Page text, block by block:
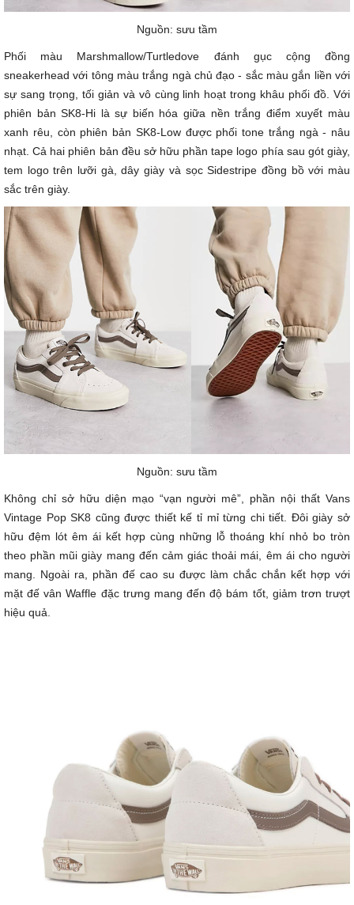
Nguồn: sưu tầm
Phối màu Marshmallow/Turtledove đánh gục cộng đồng
sneakerhead với tông màu trắng ngà chủ đạo - sắc màu gắn liền với
sự sang trọng, tối giản và vô cùng linh hoạt trong khâu phối đồ. Với
phiên bản SK8-Hi là sự biến hóa giữa nền trắng điểm xuyết màu
xanh rêu, còn phiên bản SK8-Low được phối tone trắng ngà - nâu
nhạt. Cả hai phiên bản đều sở hữu phần tape logo phía sau gót giày,
tem logo trên lưỡi gà, dây giày và sọc Sidestripe đồng bồ với màu
sắc trên giày.
Nguồn: sưu tầm
Không chỉ sở hữu diện mạo “vạn người mê”, phần nội thất Vans
Vintage Pop SK8 cũng được thiết kế tỉ mỉ từng chi tiết. Đôi giày sở
hữu đệm lót êm ái kết hợp cùng những lỗ thoáng khí nhỏ bo tròn
theo phần mũi giày mang đến cảm giác thoải mái, êm ái cho người
mang. Ngoài ra, phần đế cao su được làm chắc chắn kết hợp với
mặt đế vân Waffle đặc trưng mang đến độ bám tốt, giảm trơn trượt
hiệu quả.